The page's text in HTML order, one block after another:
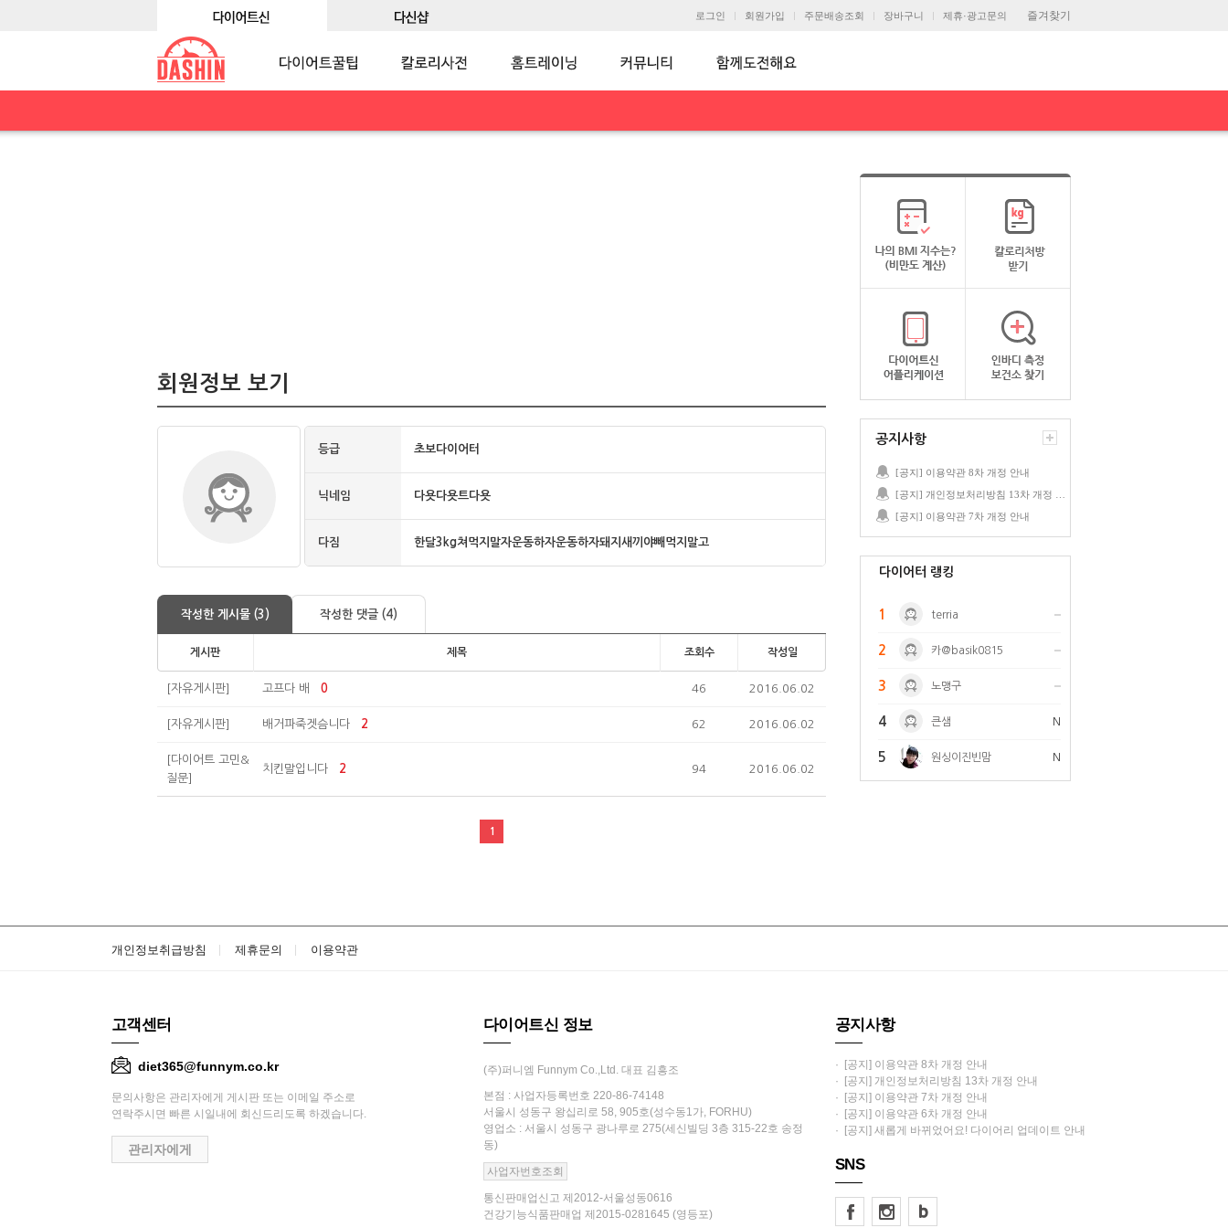
즐겨찾기
로그인 회원가입 주문배송조회 장바구니 제휴·광고문의
회원정보 보기
등급 초보다이어터
닉네임 다욧다욧트다욧
다짐 한달3kg쳐먹지말자운동하자운동하자돼지새끼야빼먹지말고
작성한 게시물 (3) 작성한 댓글 (4)
게시판 제목 조회수 작성일
[자유게시판] 고프다 배 0 46 2016.06.02
[자유게시판] 배거파죽겟슴니다 2 62 2016.06.02
[다이어트 고민&
질문]
치킨말입니다 2 94 2016.06.02
1
공지사항
[공지] 이용약관 8차 개정 안내
[공지] 이용약관 7차 개정 안내
다이어터 랭킹
1 terria
2 카@basik0815
3 노맹구
4 큰샘 N
5 원싱이진빈맘 N
개인정보취급방침 제휴문의 이용약관
고객센터
diet365@funnym.co.kr
문의사항은 관리자에게 게시판 또는 이메일 주소로
연락주시면 빠른 시일내에 회신드리도록 하겠습니다.
관리자에게
다이어트신 정보
(주)퍼니엠 Funnym Co.,Ltd. 대표 김흥조
본점 : 사업자등록번호 220-86-74148
서울시 성동구 왕십리로 58, 905호(성수동1가, FORHU)
영업소 : 서울시 성동구 광나루로 275(세신빌딩 3층 315-22호 송정
동)
사업자번호조회
통신판매업신고 제2012-서울성동0616
건강기능식품판매업 제2015-0281645 (영등포)
공지사항
· [공지] 이용약관 8차 개정 안내
· [공지] 개인정보처리방침 13차 개정 안내
· [공지] 이용약관 7차 개정 안내
· [공지] 이용약관 6차 개정 안내
· [공지] 새롭게 바뀌었어요! 다이어리 업데이트 안내
SNS